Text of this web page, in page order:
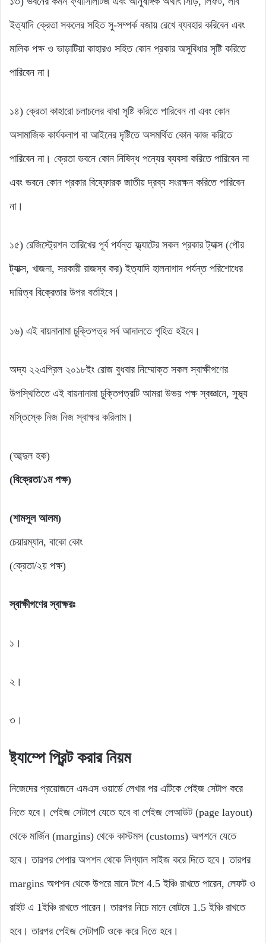
ইত্যাদি ক্রেতা সকলের সহিত সু-সম্পর্ক বজায় রেখে ব্যবহার করিবেন এবং
মালিক পক্ষ ও ভাড়াটিয়া কাহারও সহিত কোন প্রকার অসুবিধার সৃষ্টি করিতে
পারিবেন না।
১৪) ক্রেতা কাহারো চলাচলের বাধা সৃষ্টি করিতে পারিবেন না এবং কোন
অসামাজিক কার্যকলাপ বা আইনের দৃষ্টিতে অসমর্থিত কোন কাজ করিতে
পারিবেন না। ক্রেতা ভবনে কোন নিষিদ্ধ পন্যের ব্যবসা করিতে পারিবেন না
এবং ভবনে কোন প্রকার বিষ্ফোরক জাতীয় দ্রব্য সংরক্ষন করিতে পারিবেন
না।
১৫) রেজিস্ট্রেশন তারিখের পূর্ব পর্যন্ত ফ্ল্যাটের সকল প্রকার ট্যাক্স (পৌর
ট্যাক্স, খাজনা, সরকারী রাজস্ব কর) ইত্যাদি হালনাগাদ পর্যন্ত পরিশোধের
দায়িত্ব বিক্রেতার উপর বর্তাইবে।
১৬) এই বায়নানামা চুক্তিপত্র সর্ব আদালতে গৃহিত হইবে।
অদ্য ২২এপ্রিল ২০১৮ইং রোজ বুধবার নিম্মোক্ত সকল স্বাক্ষীগণের
উপস্থিতিতে এই বায়নানামা চুক্তিপত্রটি আমরা উভয় পক্ষ স্বজ্ঞানে, সুস্থ্য
মস্তিস্কে নিজ নিজ স্বাক্ষর করিলাম।
(আব্দুল হক)
(বিক্রেতা/১ম পক্ষ)
(শামসুল আলম)
চেয়ারম্যান, বাকো কোং
(ক্রেতা/২য় পক্ষ)
স্বাক্ষীগণের স্বাক্ষরঃ
১।
২।
৩।
ষ্ট্যাম্পে প্রিন্ট করার নিয়ম
নিজেদের প্রয়োজনে এমএস ওয়ার্ডে লেখার পর এটিকে পেইজ সেটাপ করে
নিতে হবে। পেইজ সেটাপে যেতে হবে বা পেইজ লেআউট (page layout)
থেকে মার্জিন (margins) থেকে কাস্টমস (customs) অপশনে যেতে
হবে। তারপর পেপার অপশন থেকে লিগ্যাল সাইজ করে দিতে হবে। তারপর
margins অপশন থেকে উপরে মানে টপে 4.5 ইঞ্চি রাখতে পারেন, লেফট ও
রাইট এ 1ইঞ্চি রাখতে পারেন। তারপর নিচে মানে বোটমে 1.5 ইঞ্চি রাখতে
হবে। তারপর পেইজ সেটাপটি ওকে করে দিতে হবে।